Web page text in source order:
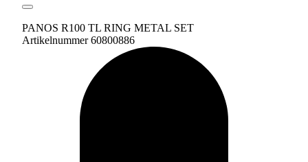
PANOS R100 TL RING METAL SET
Artikelnummer 60800886